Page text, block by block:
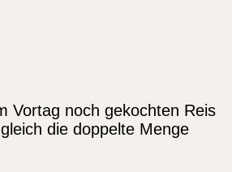
Vortag noch gekochten Reis
die doppelte Menge